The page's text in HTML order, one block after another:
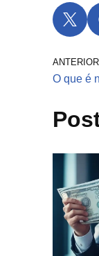
ANTERIOR
O que é